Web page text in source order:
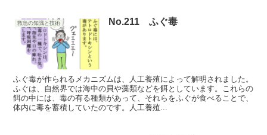
救急の知識と技術 No.211 ふぐ毒
ふぐ毒が作られるメカニズムは、人工養殖によって解明されました。
ふぐは、自然界では海中の貝や藻類などを餌としています。これらの
餌の中には、毒の有る種類があって、それらをふぐが食べることで、
体内に毒を蓄積していたのです。人工養殖...